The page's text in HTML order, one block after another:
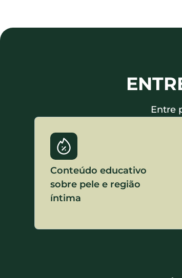
Entre
Conteúdo educativo
sobre pele e região
íntima